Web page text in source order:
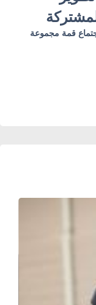
قمة مجموعة